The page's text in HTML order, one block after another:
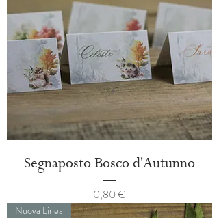
Segnaposto Bosco d'Autunno
Prezzo
0,80 €
Nuova Linea